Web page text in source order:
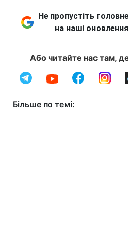
Не пропустіть
на наші
Або читайте нас там,
Більше по темі: